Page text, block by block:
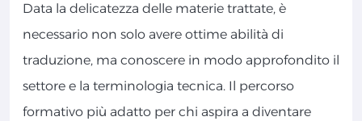
Data la delicatezza delle materie trattate, è
necessario non solo avere ottime abilità di
traduzione, ma conoscere in modo approfondito il
settore e la terminologia tecnica. Il percorso
formativo più adatto per chi aspira a diventare